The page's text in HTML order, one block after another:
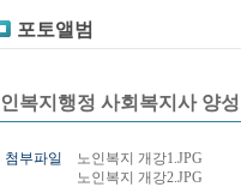
포토앨범
복지행정 사회복지사 양
첨부파일
노인복지 개강1.JPG
노인복지 개강2.JPG